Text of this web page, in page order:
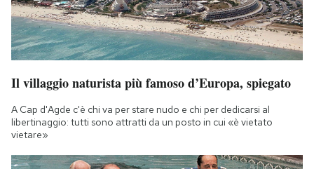
Il villaggio naturista più famoso d’Europa, spiegato
A Cap d'Agde c'è chi va per stare nudo e chi per dedicarsi al
libertinaggio: tutti sono attratti da un posto in cui «è vietato
vietare»